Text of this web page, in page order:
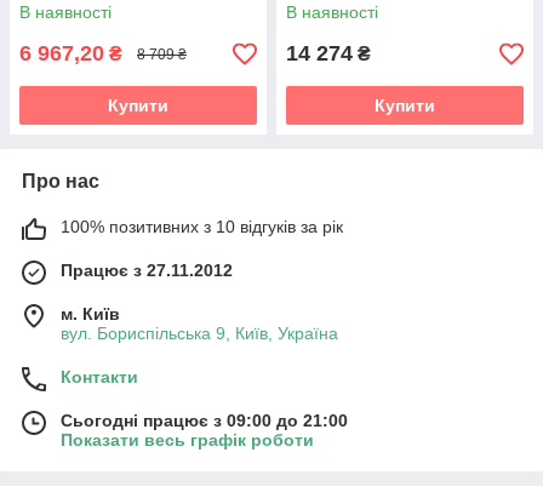
В наявності
6 967,20 ₴ 8 709 ₴
Купити
В наявності
14 274 ₴
Купити
Про нас
100% позитивних з 10 відгуків за рік
Працює з 27.11.2012
м. Київ
вул. Бориспільська 9, Київ, Україна
Контакти
Сьогодні працює з 09:00 до 21:00
Показати весь графік роботи